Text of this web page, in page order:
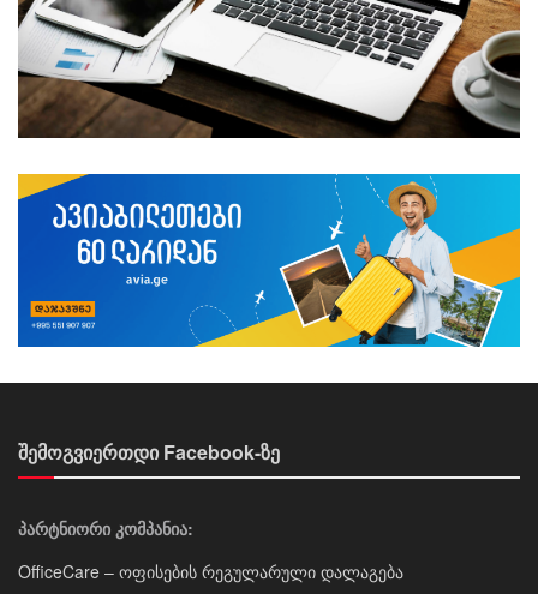
შემოგვიერთდი Facebook-ზე
პარტნიორი კომპანია:
OfficeCare – ოფისების რეგულარული დალაგება